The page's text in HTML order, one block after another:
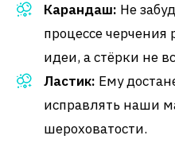
Карандаш: Не
процессе
идеи, а стёрки не
Ластик: Ему
исправлять наши
шероховатости.